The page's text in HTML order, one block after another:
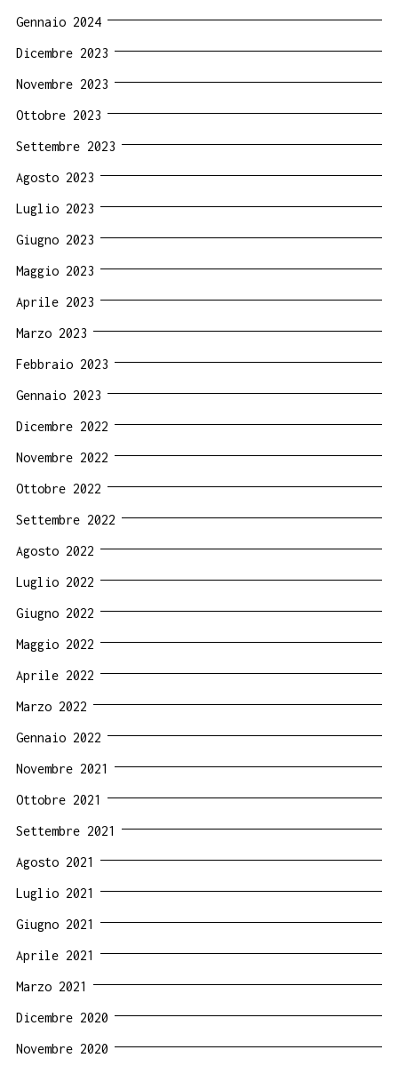
Gennaio 2024
Dicembre 2023
Novembre 2023
Ottobre 2023
Settembre 2023
Agosto 2023
Luglio 2023
Giugno 2023
Maggio 2023
Aprile 2023
Marzo 2023
Febbraio 2023
Gennaio 2023
Dicembre 2022
Novembre 2022
Ottobre 2022
Settembre 2022
Agosto 2022
Luglio 2022
Giugno 2022
Maggio 2022
Aprile 2022
Marzo 2022
Gennaio 2022
Novembre 2021
Ottobre 2021
Settembre 2021
Agosto 2021
Luglio 2021
Giugno 2021
Aprile 2021
Marzo 2021
Dicembre 2020
Novembre 2020